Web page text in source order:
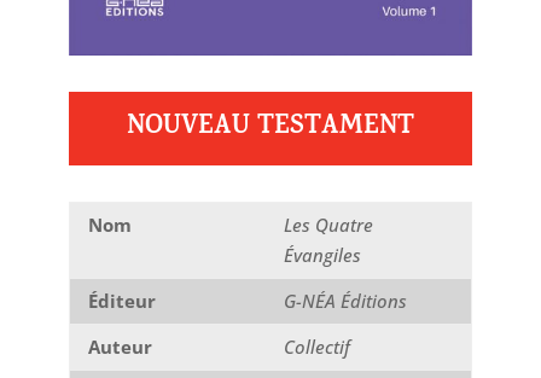
NOUVEAU TESTAMENT
Nom
Les Quatre
Évangiles
Éditeur
G-NÉA Éditions
Auteur
Collectif